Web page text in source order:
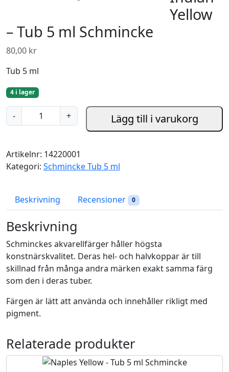
Yellow
– Tub 5 ml Schmincke
80,00 kr
Tub 5 ml
4 i lager
-
I
n
a
n
l
l
o
w
-
T
u
b
5
m
S
c
+ Lägg till i varukorg
Artikelnr: 14220001
Kategori: Schmincke Tub 5 ml
Beskrivning Recensioner 0
Beskrivning
Schminckes akvarellfärger håller högsta
konstnärskvalitet. Deras hel- och halvkoppar är till
skillnad från många andra märken exakt samma färg
som den i deras tuber.
Färgen är lätt att använda och innehåller rikligt med
pigment.
Relaterade produkter